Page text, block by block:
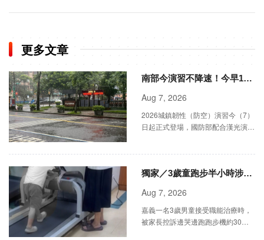
更多文章
南部今演習不降速！今早10
點手機狂響 違者最高罰15萬
Aug 7, 2026
2026城鎮韌性（防空）演習今（7）
日起正式登場，國防部配合漢光演習
獨家／3歲童跑步半小時涉
虐？醫院：職能治療一部分
Aug 7, 2026
嘉義一名3歲男童接受職能治療時，
被家長控訴邊哭邊跑跑步機約30分